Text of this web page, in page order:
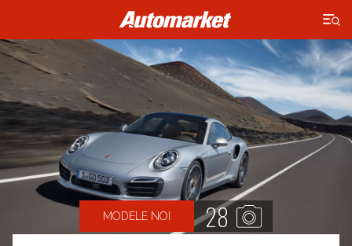
×
MODELE NOI 28